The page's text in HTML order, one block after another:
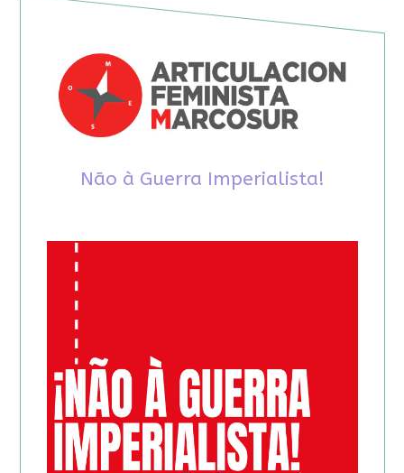
Não à Guerra Imperialista!